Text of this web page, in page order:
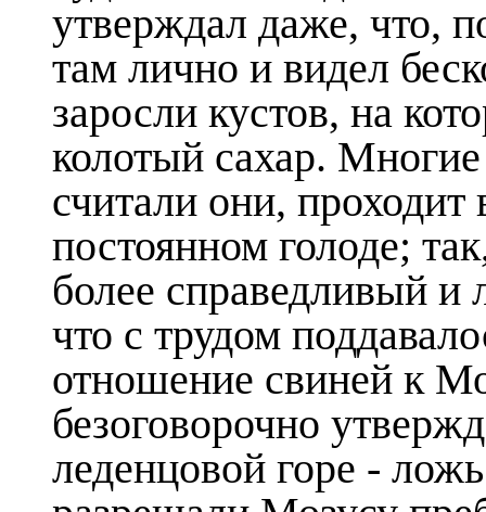
утверждал даже, что,
там лично и видел
заросли кустов, на
колотый сахар.
считали они, проходит
постоянном голоде;
более справедливый
что с трудом
отношение свиней к
безоговорочно
леденцовой горе -